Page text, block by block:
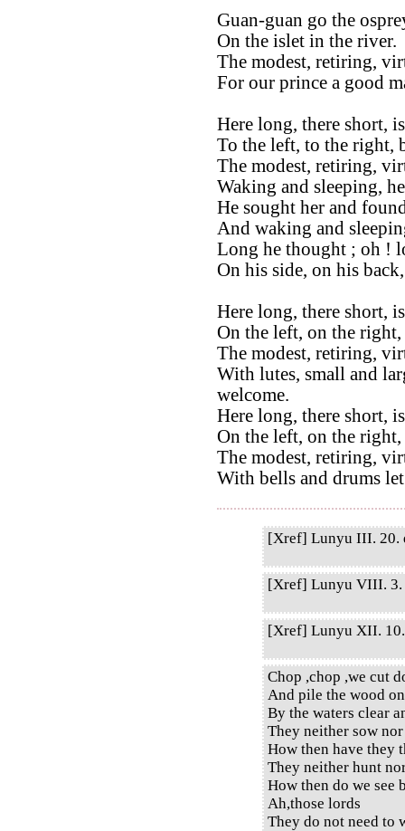
Guan-guan go the
On the islet in the river.
The modest, retiring,
For our prince a good
Here long, there short,
To the left, to the right,
The modest, retiring,
Waking and sleeping,
He sought her and
And waking and
Long he thought ; oh !
On his side, on his
Here long, there short,
On the left, on the
The modest, retiring,
With lutes, small and
welcome.
Here long, there short,
On the left, on the
The modest, retiring,
With bells and drums
[Xref] Lunyu III. 20.
[Xref] Lunyu VIII. 3.
[Xref] Lunyu XII.
Chop ,chop ,we cut
And pile the wood
By the waters clear
They neither sow
How then have they
They neither hunt
How then do we see
Ah,those lords
They do not need